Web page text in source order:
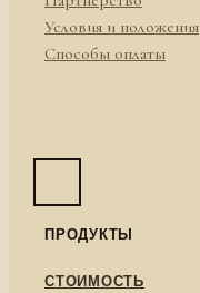
Условия и положения
Способы оплаты
ПРОДУКТЫ
СТОИМОСТЬ